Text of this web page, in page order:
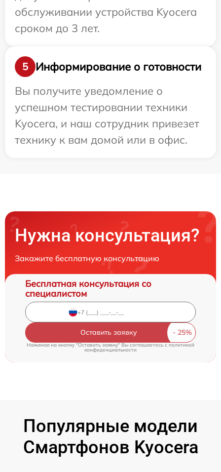
обслуживании устройства Kyocera
сроком до 3 лет.
5
Информирование о готовности
Вы получите уведомление о
успешном тестировании техники
Kyocera, и наш сотрудник привезет
технику к вам домой или в офис.
Нужна консультация?
Закажите бесплатную консультацию
Бесплатная консультация со
специалистом
Оставить заявку
Нажимая на кнопку "Оставить заявку" Вы соглашаетесь c политикой
конфиденциальности
Популярные модели
Смартфонов Kyocera